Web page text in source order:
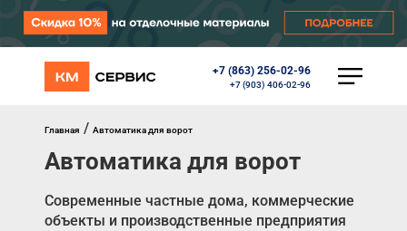
+7 (863) 256-02-96
+7 (903) 406-02-96
КАТАЛОГ
Перегрузочное оборудование
Шлагбаумы
Противопожарные ворота
Главная / Автоматика для ворот
Автоматика для ворот
Современные частные дома, коммерческие
объекты и производственные предприятия